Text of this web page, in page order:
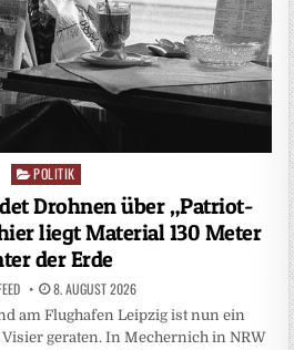
Posted
in
POLITIK
Drohnen über „Patriot-
liegt Material 130 Meter
der Erde
8. AUGUST 2026
am Flughafen Leipzig ist nun ein
geraten. In Mechernich in NRW